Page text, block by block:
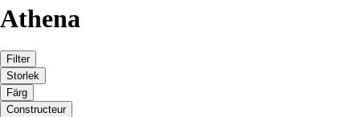
Athena
Filter
Storlek
Färg
Constructeur